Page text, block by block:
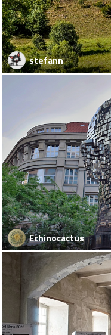
stefann
Echinocactus